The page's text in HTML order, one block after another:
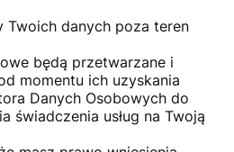
Twoich danych poza teren
będą przetwarzane i
momentu ich uzyskania
Danych Osobowych do
świadczenia usług na Twoją